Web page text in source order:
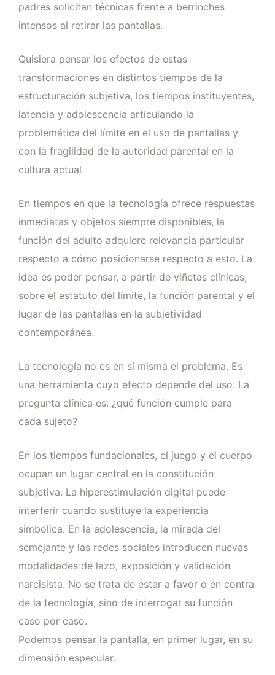
padres solicitan técnicas frente a berrinches
intensos al retirar las pantallas.
Quisiera pensar los efectos de estas
transformaciones en distintos tiempos de la
estructuración subjetiva, los tiempos instituyentes,
latencia y adolescencia articulando la
problemática del límite en el uso de pantallas y
con la fragilidad de la autoridad parental en la
cultura actual.
En tiempos en que la tecnología ofrece respuestas
inmediatas y objetos siempre disponibles, la
función del adulto adquiere relevancia particular
respecto a cómo posicionarse respecto a esto. La
idea es poder pensar, a partir de viñetas clínicas,
sobre el estatuto del límite, la función parental y el
lugar de las pantallas en la subjetividad
contemporánea.
La tecnología no es en sí misma el problema. Es
una herramienta cuyo efecto depende del uso. La
pregunta clínica es: ¿qué función cumple para
cada sujeto?
En los tiempos fundacionales, el juego y el cuerpo
ocupan un lugar central en la constitución
subjetiva. La hiperestimulación digital puede
interferir cuando sustituye la experiencia
simbólica. En la adolescencia, la mirada del
semejante y las redes sociales introducen nuevas
modalidades de lazo, exposición y validación
narcisista. No se trata de estar a favor o en contra
de la tecnología, sino de interrogar su función
caso por caso.
Podemos pensar la pantalla, en primer lugar, en su
dimensión especular.